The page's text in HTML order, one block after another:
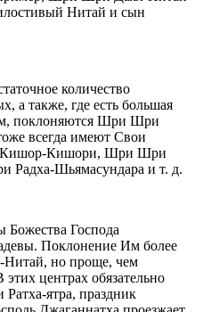
Нитай и сын
количество
а также, где есть большая
поклоняются Шри Шри
всегда имеют Свои
Кишор-Кишори, Шри Шри
Шьямасундара и т. д.
Божества Господа
Поклонение Им более
Нитай, но проще, чем
центрах обязательно
ятра, праздник